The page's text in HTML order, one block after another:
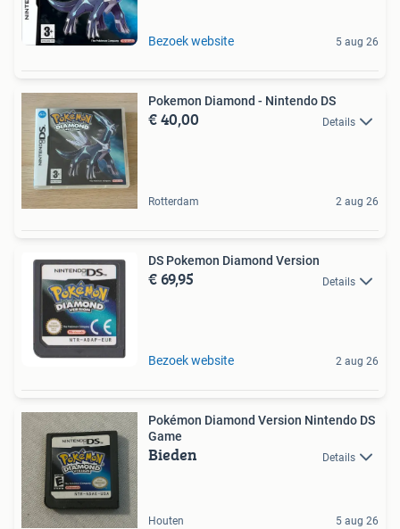
Bezoek website 5 aug 26
Pokemon Diamond - Nintendo DS
€ 40,00 Details
Rotterdam 2 aug 26
DS Pokemon Diamond Version
€ 69,95 Details
Bezoek website 2 aug 26
Pokémon Diamond Version Nintendo DS
Game
Bieden Details
Houten 5 aug 26